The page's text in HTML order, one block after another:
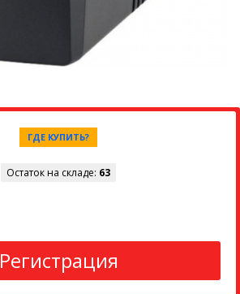
ГДЕ КУПИТЬ?
Остаток на складе: 63
Регистрация